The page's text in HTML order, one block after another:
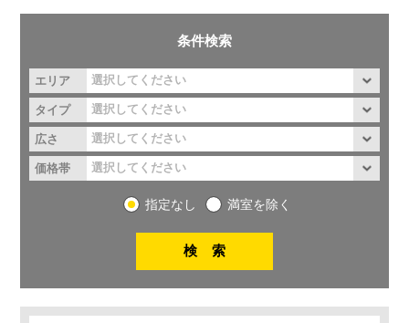
条件検索
エリア
タイプ
広さ
価格帯
指定なし 満室を除く